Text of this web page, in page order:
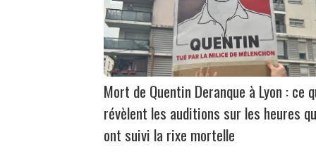
Mort de Quentin Deranque à Lyon : ce
révèlent les auditions sur les heures
ont suivi la rixe mortelle